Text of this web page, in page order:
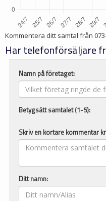
Kommentera ditt samtal från
Har telefonförsäljare
Namn på företaget:
Betygsätt samtalet (1-5):
Skriv en kortare kommentar
Ditt namn: